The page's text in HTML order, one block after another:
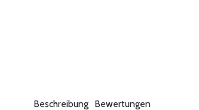
Beschreibung Bewertungen